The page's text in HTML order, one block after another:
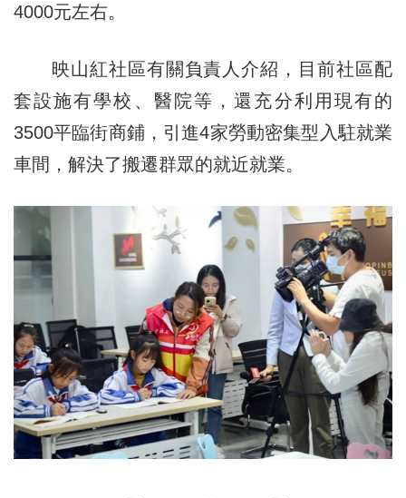
4000元左右。
映山紅社區有關負責人介紹，目前社區配
套設施有學校、醫院等，還充分利用現有的
3500平臨街商鋪，引進4家勞動密集型入駐就業
車間，解決了搬遷群眾的就近就業。